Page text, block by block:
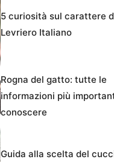
5 curiosità sul carattere
Levriero Italiano
Rogna del gatto: tutte le
informazioni più
conoscere
Guida alla scelta del